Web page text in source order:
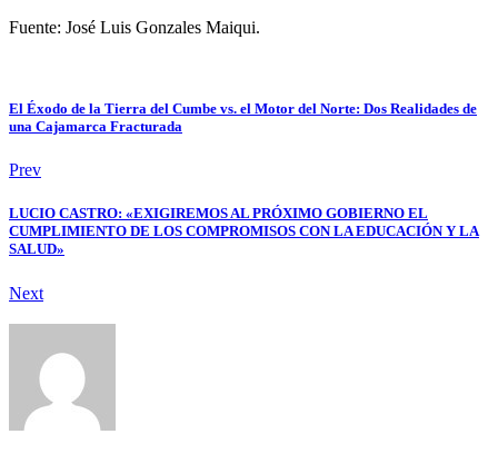
Fuente: José Luis Gonzales Maiqui.
El Éxodo de la Tierra del Cumbe vs. el Motor del Norte: Dos Realidades de
una Cajamarca Fracturada
Prev
LUCIO CASTRO: «EXIGIREMOS AL PRÓXIMO GOBIERNO EL
CUMPLIMIENTO DE LOS COMPROMISOS CON LA EDUCACIÓN Y LA
SALUD»
Next